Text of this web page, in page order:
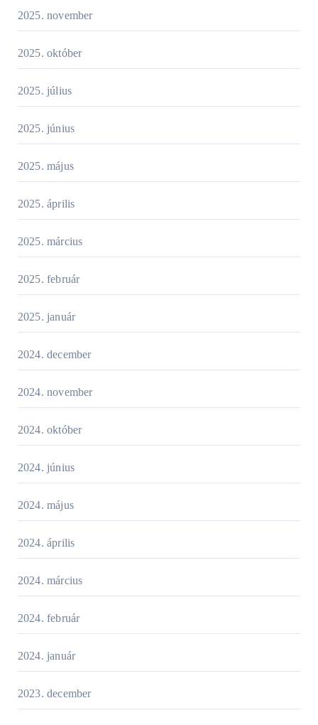
2025. november
2025. október
2025. július
2025. június
2025. május
2025. április
2025. március
2025. február
2025. január
2024. december
2024. november
2024. október
2024. június
2024. május
2024. április
2024. március
2024. február
2024. január
2023. december